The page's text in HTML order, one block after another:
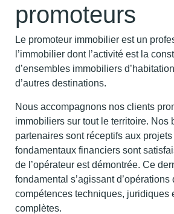
promoteurs
Le promoteur immobilier est un
l’immobilier dont l’activité est la
d’ensembles immobiliers
d’autres destinations.
Nous accompagnons nos clients
immobiliers sur tout le territoire. Nos
partenaires sont réceptifs aux
fondamentaux financiers sont
de l’opérateur est démontrée. Ce
fondamental s’agissant
compétences techniques, juridiques
complètes.